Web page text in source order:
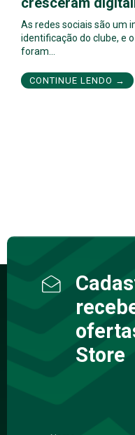
As redes sociais são um
identificação do clube, e
foram…
CONTINUE LENDO →
Store